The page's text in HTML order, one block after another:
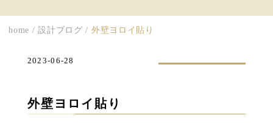
home /設計ブログ / 外壁ヨロイ貼り
外壁ヨロイ貼り
2023-06-28